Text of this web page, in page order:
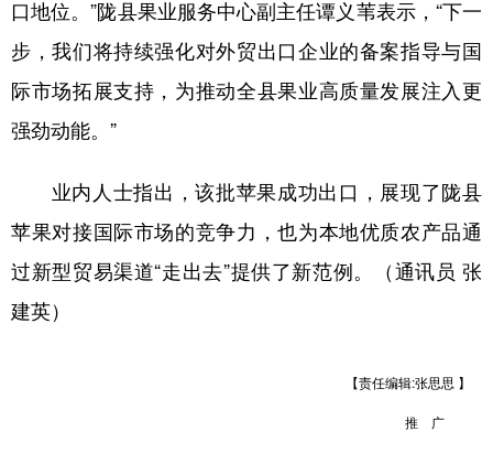
口地位。”陇县果业服务中心副主任谭义苇表示，“下一
步，我们将持续强化对外贸出口企业的备案指导与国
际市场拓展支持，为推动全县果业高质量发展注入更
强劲动能。”
业内人士指出，该批苹果成功出口，展现了陇县
苹果对接国际市场的竞争力，也为本地优质农产品通
过新型贸易渠道“走出去”提供了新范例。（通讯员 张
建英）
【责任编辑:张思思 】
推 广